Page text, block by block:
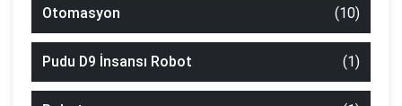
Otomasyon (10)
Pudu D9 İnsansı Robot (1)